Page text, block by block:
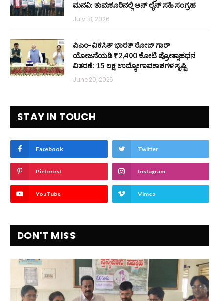
ಮನವಿ: ತುಮಕೂರಿನಲ್ಲಿ ಆನ್‌ ಲೈನ್ ಸಹಿ ಸಂಗ್ರಹ
July 18, 2026
ಪಿಎಂ–ವಿಕಸಿತ್ ಭಾರತ್ ರೋಜ್‌ ಗಾರ್
ಯೋಜನೆಯಡಿ ₹2,400 ಕೋಟಿ ಪ್ರೋತ್ಸಾಹಧನ
ವಿತರಣೆ: 15 ಲಕ್ಷ ಉದ್ಯೋಗಾವಕಾಶಗಳ ಸೃಷ್ಟಿ
June 20, 2026
STAY IN TOUCH
Facebook Twitter
Pinterest Instagram
YouTube Vimeo
DON'T MISS